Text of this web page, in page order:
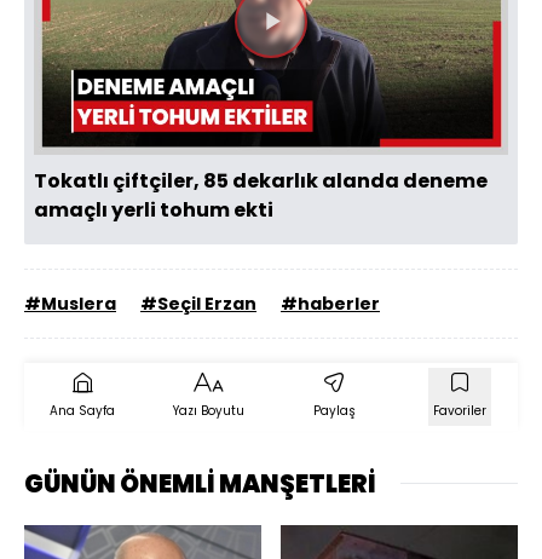
Videoyu
Oynat
Tokatlı çiftçiler, 85 dekarlık alanda deneme
amaçlı yerli tohum ekti
#Muslera #Seçil Erzan #haberler
Ana Sayfa Yazı Boyutu Paylaş Favoriler
GÜNÜN ÖNEMLİ MANŞETLERİ